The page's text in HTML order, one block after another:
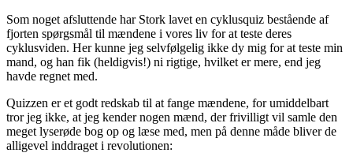
Som noget afsluttende har Stork lavet en cyklusquiz bestående af
fjorten spørgsmål til mændene i vores liv for at teste deres
cyklusviden. Her kunne jeg selvfølgelig ikke dy mig for at teste min
mand, og han fik (heldigvis!) ni rigtige, hvilket er mere, end jeg
havde regnet med.
Quizzen er et godt redskab til at fange mændene, for umiddelbart
tror jeg ikke, at jeg kender nogen mænd, der frivilligt vil samle den
meget lyserøde bog op og læse med, men på denne måde bliver de
alligevel inddraget i revolutionen: